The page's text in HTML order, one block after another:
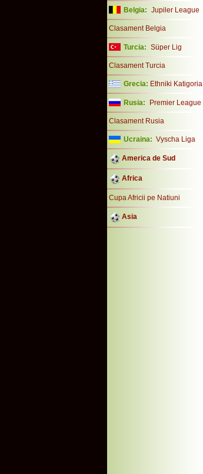
Belgia: Jupiler League
Clasament Belgia
Turcia: Süper Lig
Clasament Turcia
Grecia: Ethniki Katigoria
Rusia: Premier League
Clasament Rusia
Ucraina: Vyscha Liga
America de Sud
Africa
Cupa Africii pe Natiuni
Asia